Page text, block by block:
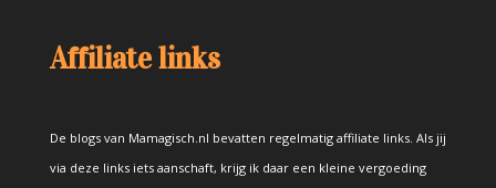
Affiliate links
De blogs van Mamagisch.nl bevatten regelmatig affiliate links. Als jij
via deze links iets aanschaft, krijg ik daar een kleine vergoeding